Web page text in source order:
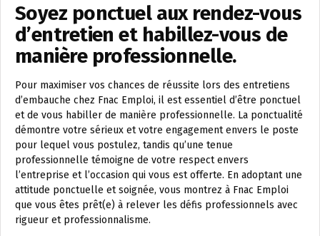
Soyez ponctuel aux rendez-vous
d’entretien et habillez-vous de
manière professionnelle.
Pour maximiser vos chances de réussite lors des entretiens
d’embauche chez Fnac Emploi, il est essentiel d’être ponctuel
et de vous habiller de manière professionnelle. La ponctualité
démontre votre sérieux et votre engagement envers le poste
pour lequel vous postulez, tandis qu’une tenue
professionnelle témoigne de votre respect envers
l’entreprise et l’occasion qui vous est offerte. En adoptant une
attitude ponctuelle et soignée, vous montrez à Fnac Emploi
que vous êtes prêt(e) à relever les défis professionnels avec
rigueur et professionnalisme.